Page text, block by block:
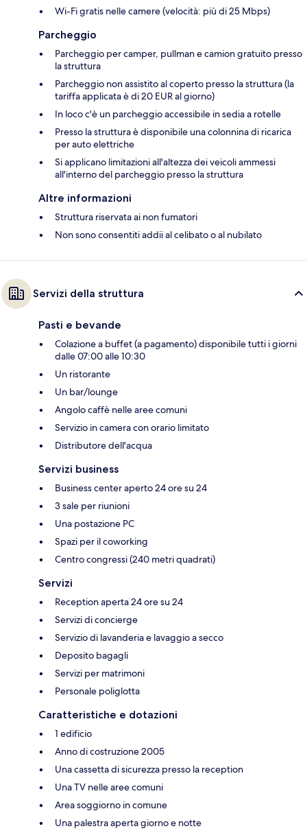
Wi-Fi gratis nelle camere (velocità: più di 25 Mbps)
Parcheggio
Parcheggio per camper, pullman e camion gratuito presso
la struttura
Parcheggio non assistito al coperto presso la struttura (la
tariffa applicata è di 20 EUR al giorno)
In loco c'è un parcheggio accessibile in sedia a rotelle
Presso la struttura è disponibile una colonnina di ricarica
per auto elettriche
Si applicano limitazioni all'altezza dei veicoli ammessi
all'interno del parcheggio presso la struttura
Altre informazioni
Struttura riservata ai non fumatori
Non sono consentiti addii al celibato o al nubilato
Servizi della struttura
Pasti e bevande
Colazione a buffet (a pagamento) disponibile tutti i giorni
dalle 07:00 alle 10:30
Un ristorante
Un bar/lounge
Angolo caffè nelle aree comuni
Servizio in camera con orario limitato
Distributore dell'acqua
Servizi business
Business center aperto 24 ore su 24
3 sale per riunioni
Una postazione PC
Spazi per il coworking
Centro congressi (240 metri quadrati)
Servizi
Reception aperta 24 ore su 24
Servizi di concierge
Servizio di lavanderia e lavaggio a secco
Deposito bagagli
Servizi per matrimoni
Personale poliglotta
Caratteristiche e dotazioni
1 edificio
Anno di costruzione 2005
Una cassetta di sicurezza presso la reception
Una TV nelle aree comuni
Area soggiorno in comune
Una palestra aperta giorno e notte